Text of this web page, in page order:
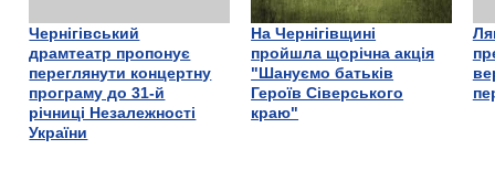
Чернігівський
драмтеатр пропонує
переглянути концертну
програму до 31-й
річниці Незалежності
України
На Чернігівщині
пройшла щорічна акція
"Шануємо батьків
Героїв Сіверського
краю"